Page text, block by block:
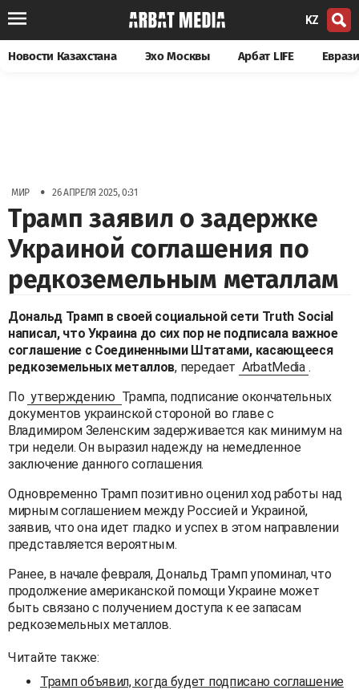
KZ
Новости Казахстана Эхо Москвы Арбат LIFE
МИР • 26 АПРЕЛЯ 2025, 0:31
Трамп заявил о задержке
Украиной соглашения по
редкоземельным металлам
Дональд Трамп в своей социальной сети Truth Social
написал, что Украина до сих пор не подписала важное
соглашение с Соединенными Штатами, касающееся
редкоземельных металлов, передает ArbatMedia .
По утверждению Трампа, подписание окончательных
документов украинской стороной во главе с
Владимиром Зеленским задерживается как минимум на
три недели. Он выразил надежду на немедленное
заключение данного соглашения.
Одновременно Трамп позитивно оценил ход работы над
мирным соглашением между Россией и Украиной,
заявив, что она идет гладко и успех в этом направлении
представляется вероятным.
Ранее, в начале февраля, Дональд Трамп упоминал, что
продолжение американской помощи Украине может
быть связано с получением доступа к ее запасам
редкоземельных металлов.
Читайте также:
Трамп объявил, когда будет подписано соглашение